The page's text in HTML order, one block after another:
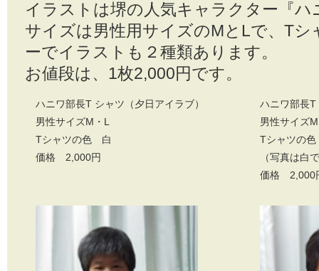
イラストは堺の人気キャラクター『ハ
サイズは男性用サイズのMとLで、Tシ
ーでイラストも２種類あります。
お値段は、1枚2,000円です。
ハニワ部長T シャツ（夕日アイラブ）
男性サイズM・L
Tシャツの色 白
価格 2,000円
ハニワ部長
男性サイズ
Tシャツの
（写真は白
価格 2,000